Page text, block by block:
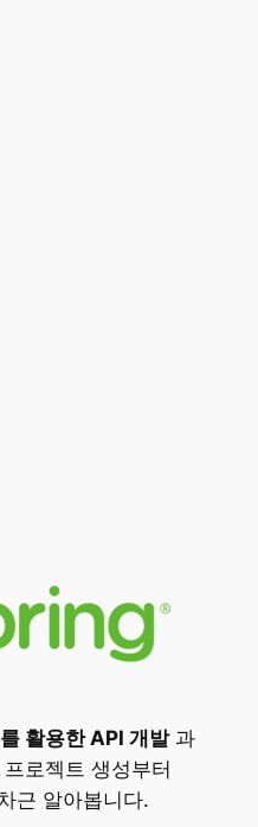
활용한 API 개발과
로젝트 생성부터
근 알아봅니다.